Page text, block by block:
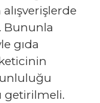
Bununla
gıda
getirilmeli.